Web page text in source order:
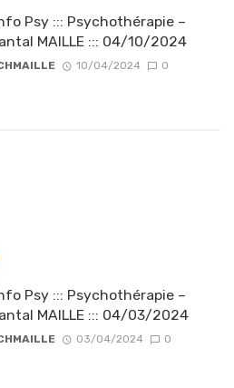
Psy ::: Psychothérapie –
MAILLE ::: 04/10/2024
10/04/2024 0
Psy ::: Psychothérapie –
MAILLE ::: 04/03/2024
03/04/2024 0